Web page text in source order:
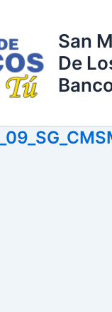
San
De